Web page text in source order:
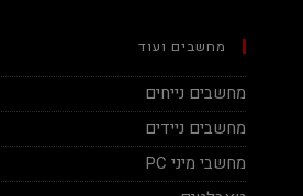
מחשבים ועוד
מחשבים נייחים
מחשבים ניידים
מחשבי מיני PC